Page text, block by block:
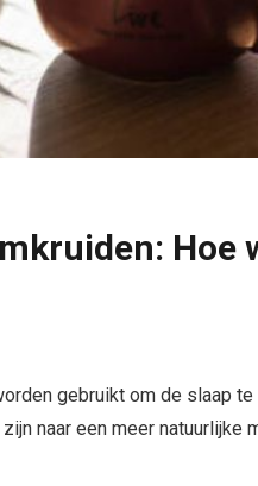
Hoe
gebruikt om de slaap
naar een meer natuurlijke